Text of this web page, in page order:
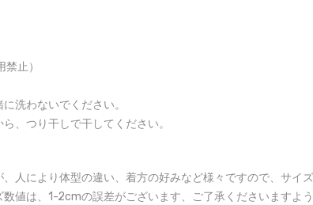
止）
洗わないでください。
、つり干しで干してください。
人により体型の違い、着方の好みなど様々ですので、サイ
値は、1-2cmの誤差がございます、ご了承くださいますよう